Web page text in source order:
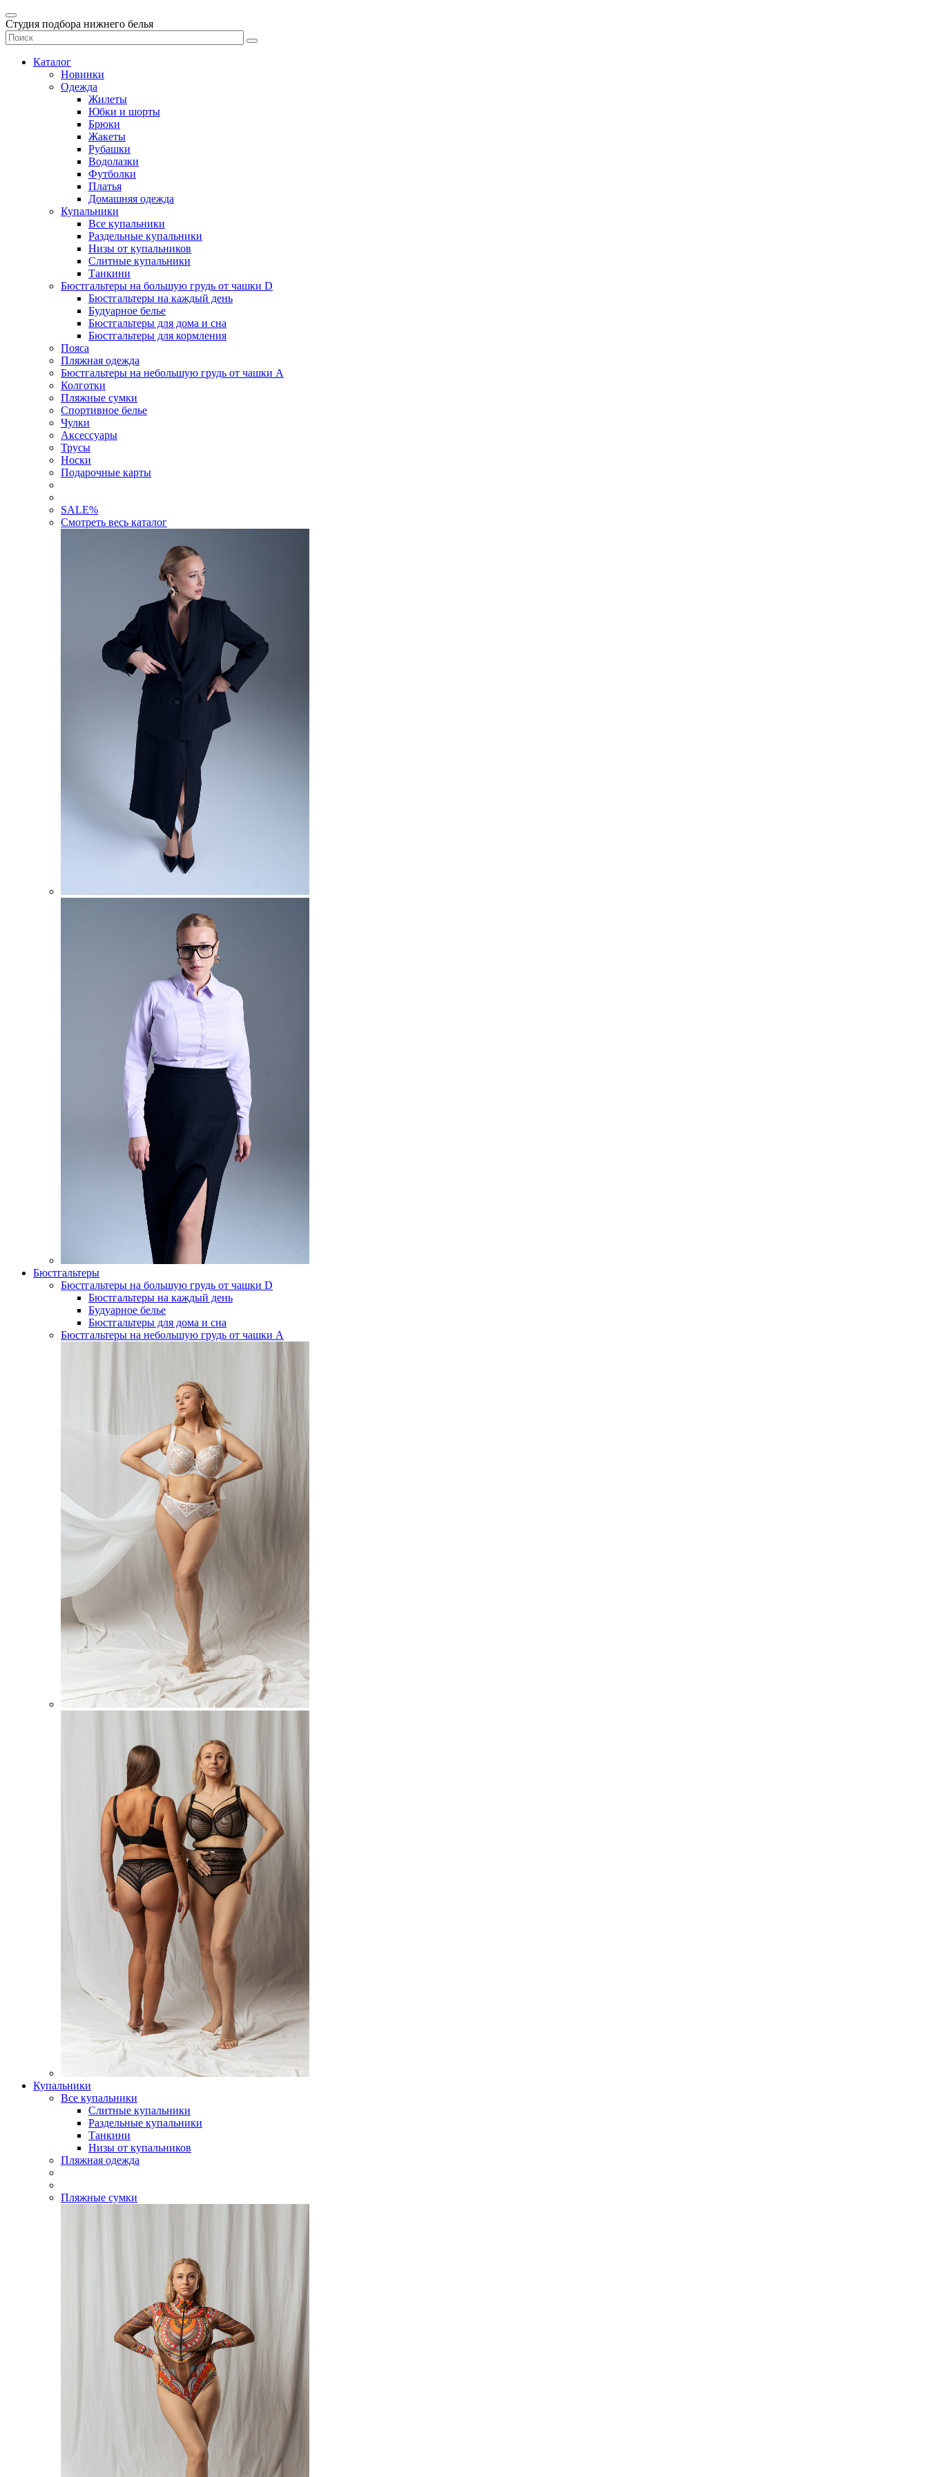
Студия подбора нижнего белья
Каталог
Новинки
Одежда
Жилеты
Юбки и шорты
Брюки
Жакеты
Рубашки
Водолазки
Футболки
Платья
Домашняя одежда
Купальники
Все купальники
Раздельные купальники
Низы от купальников
Слитные купальники
Танкини
Бюстгальтеры на большую грудь от чашки D
Бюстгальтеры на каждый день
Будуарное белье
Бюстгальтеры для дома и сна
Бюстгальтеры для кормления
Пояса
Пляжная одежда
Бюстгальтеры на небольшую грудь от чашки А
Колготки
Пляжные сумки
Спортивное белье
Чулки
Аксессуары
Трусы
Носки
Подарочные карты
SALE%
Смотреть весь каталог
Бюстгальтеры
Бюстгальтеры на большую грудь от чашки D
Бюстгальтеры на каждый день
Будуарное белье
Бюстгальтеры для дома и сна
Бюстгальтеры на небольшую грудь от чашки А
Купальники
Все купальники
Слитные купальники
Раздельные купальники
Танкини
Низы от купальников
Пляжная одежда
Пляжные сумки